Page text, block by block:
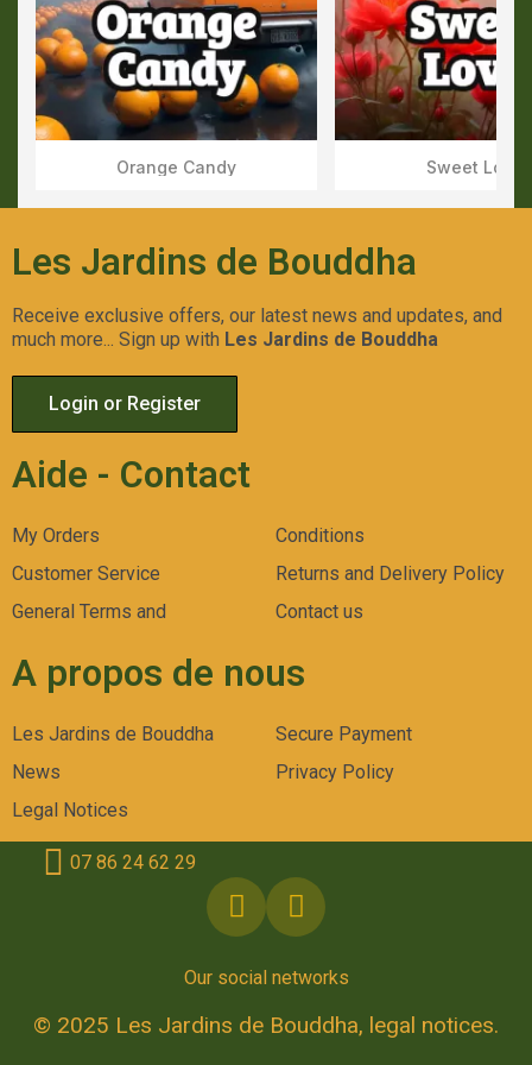
Aperçu Rapide
Orange Candy Aperçu
Sweet Love
Les Jardins de Bouddha
Receive exclusive offers, our latest news and updates, and
much more... Sign up with Les Jardins de Bouddha
Login or Register
Aide - Contact
My Orders
Customer Service
General Terms and
Conditions
Returns and Delivery Policy
Contact us
A propos de nous
Les Jardins de Bouddha
News
Legal Notices
Secure Payment
Privacy Policy
Our social networks
07 86 24 62 29
© 2025 Les Jardins de Bouddha, legal notices.